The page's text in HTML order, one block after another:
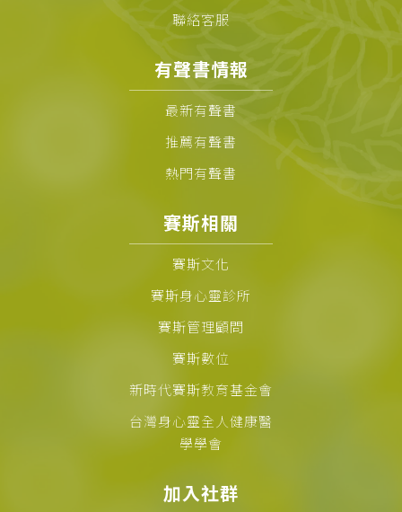
聯絡客服
有聲書情報
最新有聲書
推薦有聲書
熱門有聲書
賽斯相關
賽斯文化
賽斯身心靈診所
賽斯管理顧問
賽斯數位
新時代賽斯教育基金會
台灣身心靈全人健康醫
學學會
加入社群